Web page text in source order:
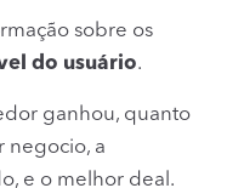
sobre os
do usuário.
ganhou, quanto
negocio, a
e o melhor deal.